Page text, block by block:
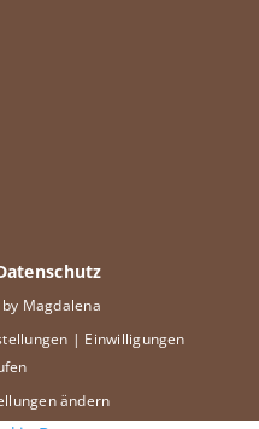
Magdalena
| Einwilligungen
ändern